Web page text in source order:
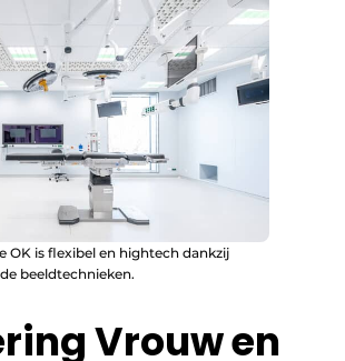
OK is flexibel en hightech dankzij
beeldtechnieken.
Vrouw en